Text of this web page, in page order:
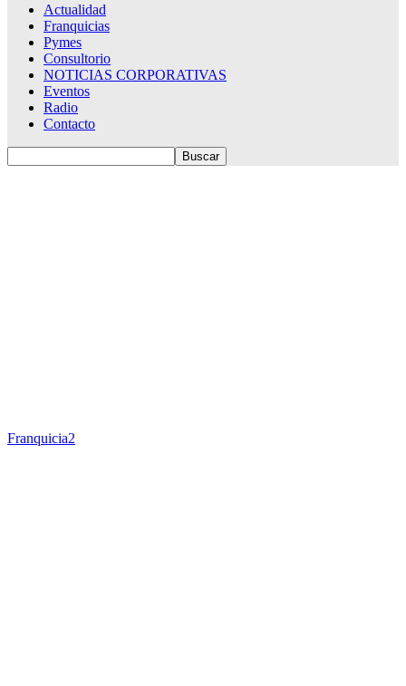
Actualidad
Franquicias
Pymes
Consultorio
NOTICIAS CORPORATIVAS
Eventos
Radio
Contacto
Franquicia2